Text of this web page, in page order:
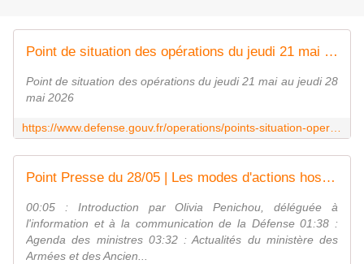
Point de situation des opérations du jeudi 21 mai au jeudi 28 mai 2026
Point de situation des opérations du jeudi 21 mai au jeudi 28
mai 2026
Point Presse du 28/05 | Les modes d'actions hostiles : enjeux d'anticipation et de vigilance
00:05 : Introduction par Olivia Penichou, déléguée à
l'information et à la communication de la Défense 01:38 :
Agenda des ministres 03:32 : Actualités du ministère des
Armées et des Ancien...